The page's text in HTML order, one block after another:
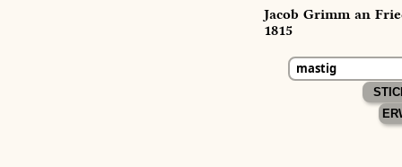
Jacob Grimm an
1815